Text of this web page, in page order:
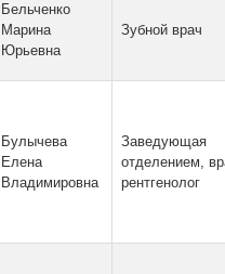
Бельченко
Марина
Юрьевна
Зубной врач
Булычева
Елена
Владимировна
Заведующая
отделением,
рентгенолог